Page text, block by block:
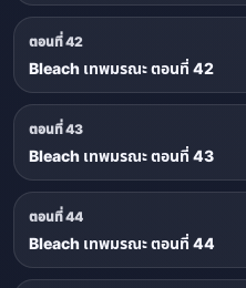
ตอนที่ 42
Bleach เทพมรณะ ตอนที่ 42
ตอนที่ 43
Bleach เทพมรณะ ตอนที่ 43
ตอนที่ 44
Bleach เทพมรณะ ตอนที่ 44